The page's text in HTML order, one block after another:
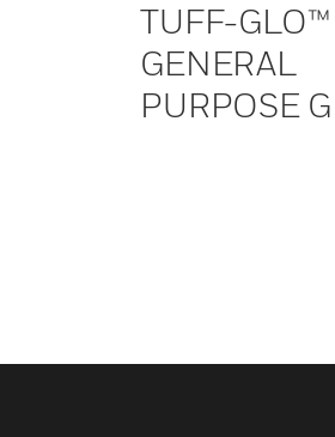
TUFF-GLO™
GENERAL
PURPOSE